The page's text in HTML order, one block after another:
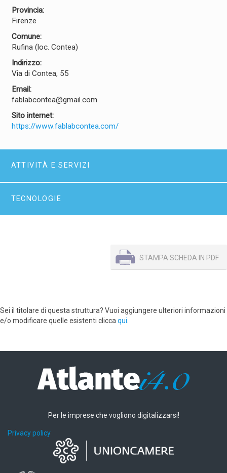
Provincia:
Firenze
Comune:
Rufina (loc. Contea)
Indirizzo:
Via di Contea, 55
Email:
fablabcontea@gmail.com
Sito internet:
https://www.fablabcontea.com/
ATTIVITÀ E SERVIZI
TECNOLOGIE
STAMPA SCHEDA IN PDF
Sei il titolare di questa struttura? Vuoi aggiungere ulteriori informazioni
e/o modificare quelle esistenti cliccaqui.
Per le imprese che vogliono digitalizzarsi!
Privacy policy